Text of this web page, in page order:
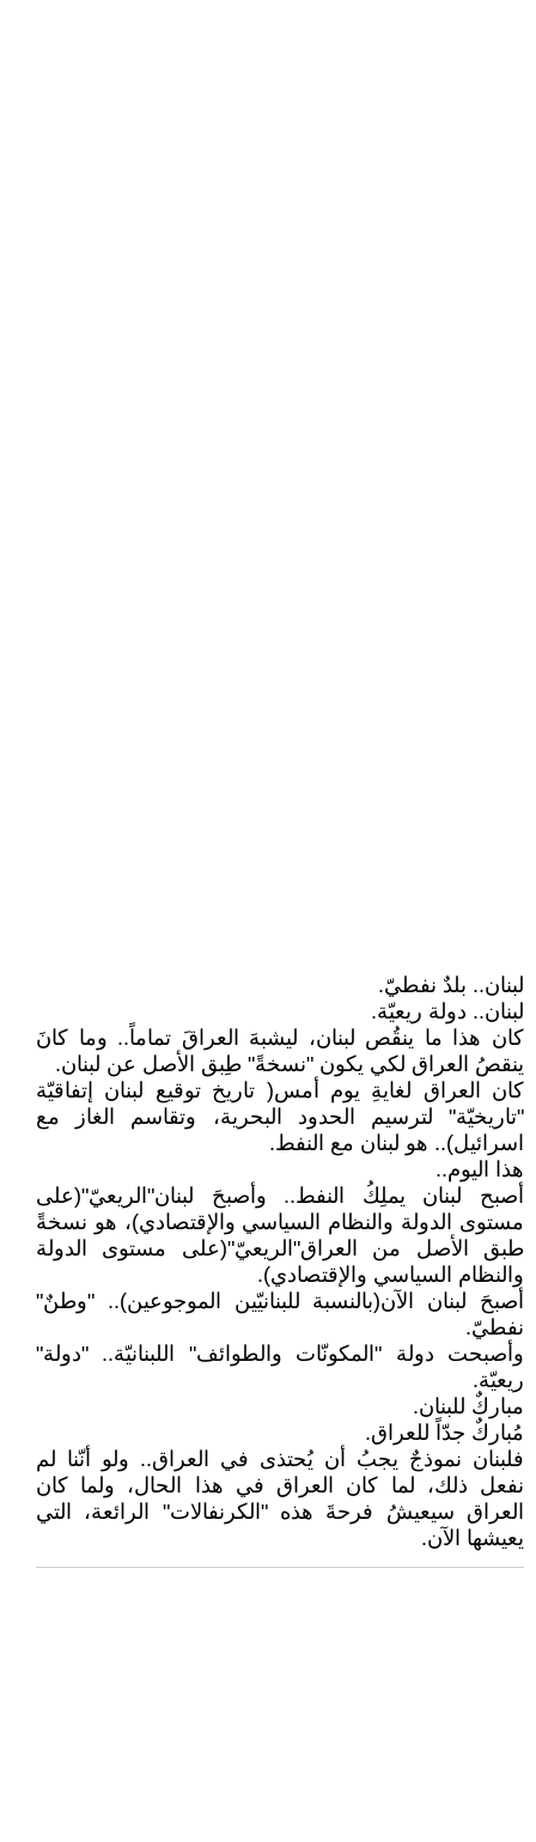
لبنان.. بلدٌ نفطيّ.
لبنان.. دولة ريعيّة.
كان هذا ما ينقُص لبنان، ليشبهَ العراقَ تماماً.. وما كانَ
ينقصُ العراق لكي يكون "نسخةً" طِبق الأصل عن لبنان.
كان العراق لغايةِ يوم أمس( تاريخ توقيع لبنان إتفاقيّة
"تاريخيّة" لترسيم الحدود البحرية، وتقاسم الغاز مع
اسرائيل).. هو لبنان مع النفط.
هذا اليوم..
أصبح لبنان يملِكُ النفط.. وأصبحَ لبنان"الريعيّ"(على
مستوى الدولة والنظام السياسي والإقتصادي)، هو نسخةً
طبق الأصل من العراق"الريعيّ"(على مستوى الدولة
والنظام السياسي والإقتصادي).
أصبحَ لبنان الآن(بالنسبة للبنانيّين الموجوعين).. "وطنٌ"
نفطيّ.
وأصبحت دولة "المكونّات والطوائف" اللبنانيّة.. "دولة"
ريعيّة.
مباركٌ للبنان.
مُباركٌ جدّاً للعراق.
فلبنان نموذجٌ يجبُ أن يُحتذى في العراق.. ولو أنّنا لم
نفعل ذلك، لما كان العراق في هذا الحال، ولما كان
العراق سيعيشُ فرحةَ هذه "الكرنفالات" الرائعة، التي
يعيشها الآن.